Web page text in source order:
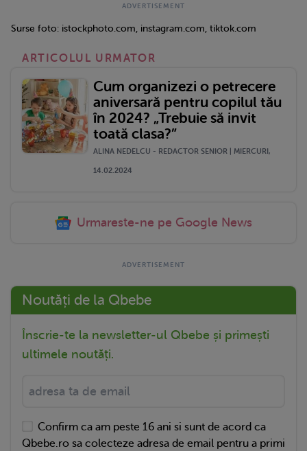
Surse foto: istockphoto.com, instagram.com, tiktok.com
ARTICOLUL URMATOR
Cum organizezi o petrecere
aniversară pentru copilul tău
în 2024? „Trebuie să invit
toată clasa?”
ALINA NEDELCU - REDACTOR SENIOR | MIERCURI,
14.02.2024
Urmareste-ne pe Google News
Noutăți de la Qbebe
Înscrie-te la newsletter-ul Qbebe și primești
ultimele noutăți.
Confirm ca am peste 16 ani si sunt de acord ca
Qbebe.ro sa colecteze adresa de email pentru a primi